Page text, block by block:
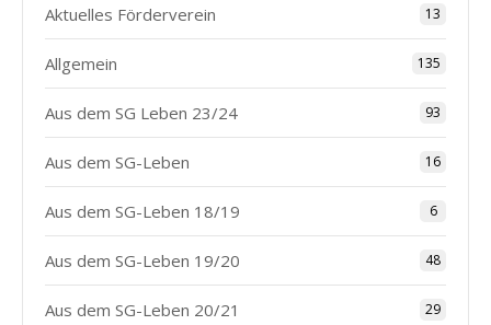
Aktuelles Förderverein 13
Allgemein 135
Aus dem SG Leben 23/24 93
Aus dem SG-Leben 16
Aus dem SG-Leben 18/19 6
Aus dem SG-Leben 19/20 48
Aus dem SG-Leben 20/21 29